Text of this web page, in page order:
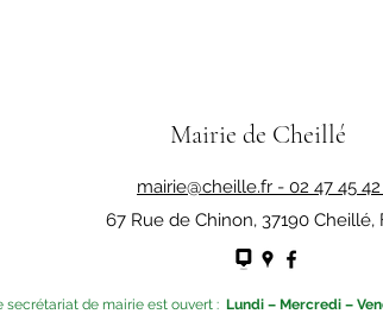
Mairie de Cheillé
mairie@cheille.fr - 02 47 45
67 Rue de Chinon, 37190 Cheillé,
secrétariat de mairie est ouvert : Lundi – Mercredi –